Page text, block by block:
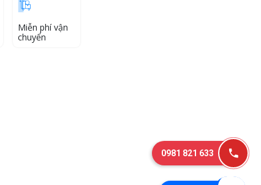
Miễn phí vận
chuyển
0981 821 633